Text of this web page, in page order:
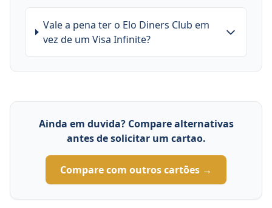
Vale a pena ter o Elo Diners Club em
vez de um Visa Infinite?
Ainda em duvida? Compare alternativas
antes de solicitar um cartao.
Compare com outros cartões →